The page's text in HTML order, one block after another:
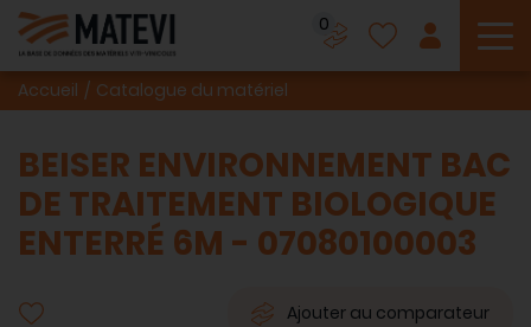
0
Accueil Catalogue du matériel
BEISER ENVIRONNEMENT BAC
DE TRAITEMENT BIOLOGIQUE
ENTERRÉ 6M - 07080100003
Ajouter au comparateur